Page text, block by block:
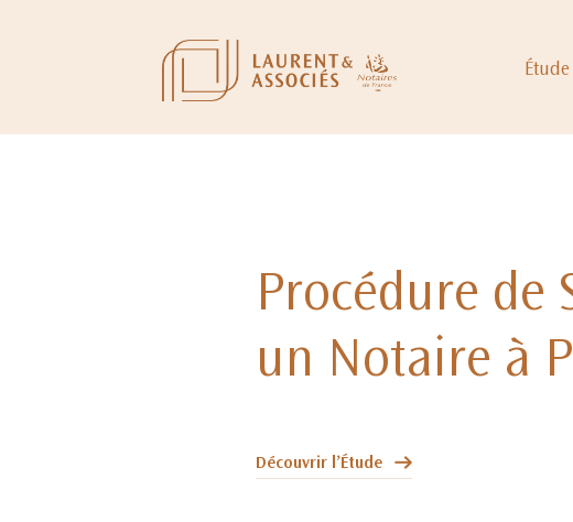
Étude
Procédure de
un Notaire à
Découvrir l’Étude